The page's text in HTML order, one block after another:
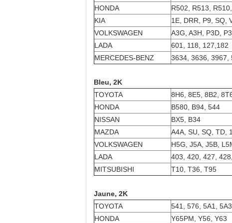
HONDA
R502, R513,
KIA
1E, DRR, P9, SQ,
VOLKSWAGEN
A3G, A3H, P3D,
LADA
601, 118, 127,182
MERCEDES-BENZ
3634, 3636, 3967,
Bleu, 2K
TOYOTA
8H6, 8E5, 8B2,
HONDA
B580, B94, 544
NISSAN
BX5, B34
MAZDA
A4A, SU, SQ, TD,
VOLKSWAGEN
H5G, J5A, J5B,
LADA
403, 420, 427,
MITSUBISHI
T10, T36, T95
Jaune, 2K
TOYOTA
541, 576, 5A1,
HONDA
Y65PM, Y56, Y63